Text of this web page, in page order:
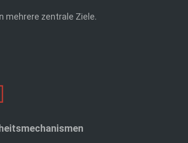
mehrere zentrale Ziele.